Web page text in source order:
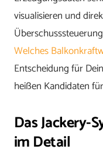
visualisieren und
Welches
Entscheidung für
heißen Kandidaten
Das Jackery-
im Detail